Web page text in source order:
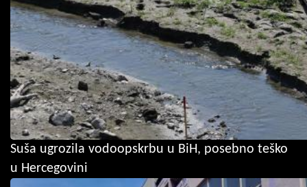
Suša ugrozila vodoopskrbu u BiH, posebno teško
u Hercegovini